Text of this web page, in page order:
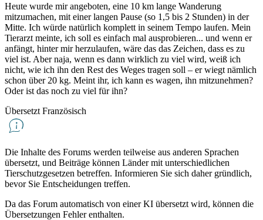
Heute wurde mir angeboten, eine 10 km lange Wanderung
mitzumachen, mit einer langen Pause (so 1,5 bis 2 Stunden) in der
Mitte. Ich würde natürlich komplett in seinem Tempo laufen. Mein
Tierarzt meinte, ich soll es einfach mal ausprobieren... und wenn er
anfängt, hinter mir herzulaufen, wäre das das Zeichen, dass es zu
viel ist. Aber naja, wenn es dann wirklich zu viel wird, weiß ich
nicht, wie ich ihn den Rest des Weges tragen soll – er wiegt nämlich
schon über 20 kg. Meint ihr, ich kann es wagen, ihn mitzunehmen?
Oder ist das noch zu viel für ihn?
Übersetzt Französisch
Die Inhalte des Forums werden teilweise aus anderen Sprachen
übersetzt, und Beiträge können Länder mit unterschiedlichen
Tierschutzgesetzen betreffen. Informieren Sie sich daher gründlich,
bevor Sie Entscheidungen treffen.
Da das Forum automatisch von einer KI übersetzt wird, können die
Übersetzungen Fehler enthalten.